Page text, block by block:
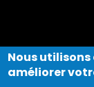
Nous utilisons
améliorer